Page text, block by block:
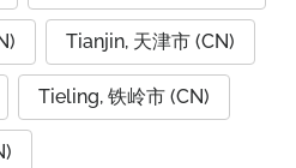
Tianjin, 天津市 (CN)
Tieling, 铁岭市 (CN)